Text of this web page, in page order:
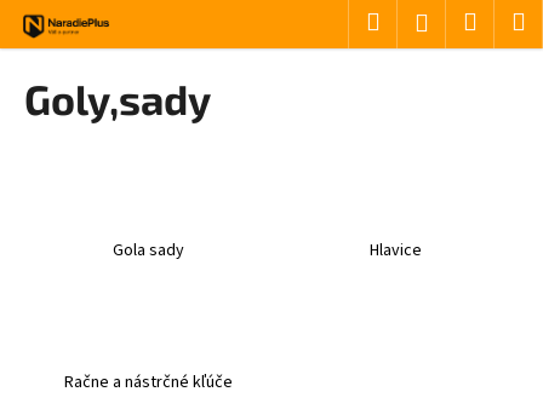
Prejsť na obsah HľadaťPrihlásenie
Goly,sady
Gola sady Hlavice
Račne a nástrčné kľúče
Košík